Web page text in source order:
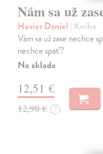
Nám sa už
Hevier Daniel | Kniha
Vám sa už zase nechce
nechce spať?
Na sklade
12,51 €
12,90 € ?